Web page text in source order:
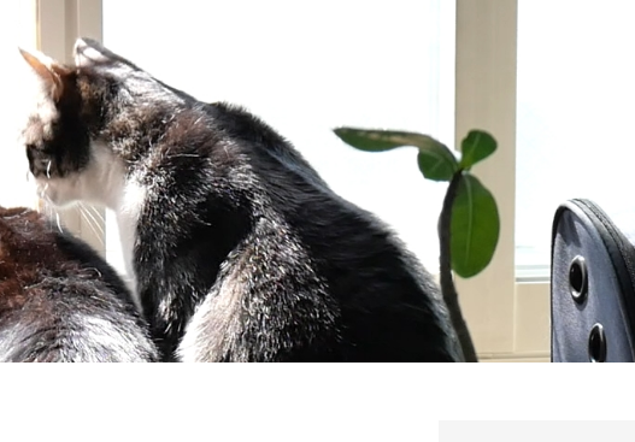
記事一覧
このブログについて